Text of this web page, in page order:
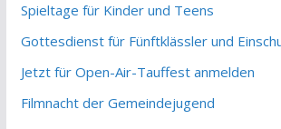
Spieltage für Kinder und Teens
Gottesdienst für Fünftklässler und
Jetzt für Open-Air-Tauffest anmelden
Filmnacht der Gemeindejugend